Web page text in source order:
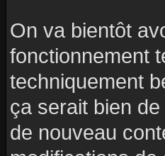
On va bientôt
fonctionnement
techniquement
ça serait bien
de nouveau